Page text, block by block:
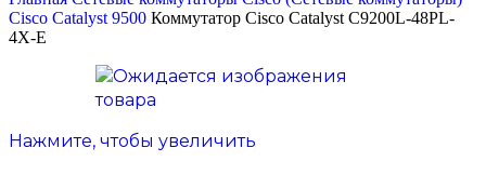
Cisco Catalyst 9500 Коммутатор Cisco Catalyst C9200L-48PL-
4X-E
Нажмите, чтобы увеличить